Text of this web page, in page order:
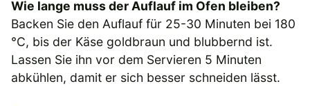
Wie lange muss der Auflauf im Ofen bleiben?
Backen Sie den Auflauf für 25-30 Minuten bei 180
°C, bis der Käse goldbraun und blubbernd ist.
Lassen Sie ihn vor dem Servieren 5 Minuten
abkühlen, damit er sich besser schneiden lässt.